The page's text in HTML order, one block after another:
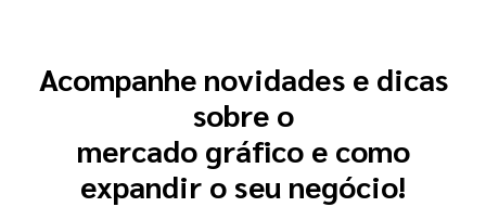
Acompanhe novidades e dicas
sobre o
mercado gráfico e como
expandir o seu negócio!